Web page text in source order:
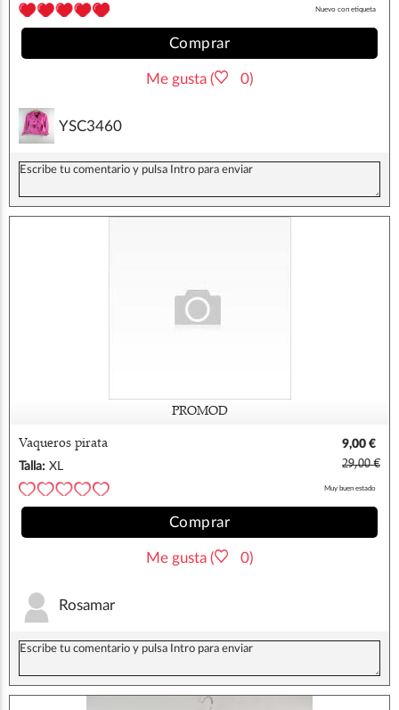
Nuevo con etiqueta
Comprar
Me gusta ( 0)
YSC3460
PROMOD
Vaqueros pirata
9,00 €
Talla: XL 29,00 €
Muy buen estado
Comprar
Me gusta ( 0)
Rosamar